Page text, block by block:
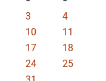
3
4
10
11
17
18
24
25